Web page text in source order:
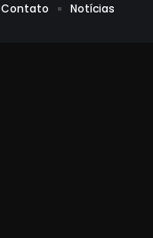
Contato Notícias